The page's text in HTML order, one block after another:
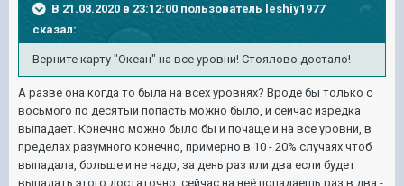
В 21.08.2020 в 23:12:00 пользователь leshiy1977
сказал:
Верните карту "Океан" на все уровни! Стоялово достало!
А разве она когда то была на всех уровнях? Вроде бы только с
восьмого по десятый попасть можно было, и сейчас изредка
выпадает. Конечно можно было бы и почаще и на все уровни, в
пределах разумного конечно, примерно в 10 - 20% случаях чтоб
выпадала, больше и не надо, за день раз или два если будет
выпадать этого достаточно, сейчас на неё попадаешь раз в два -